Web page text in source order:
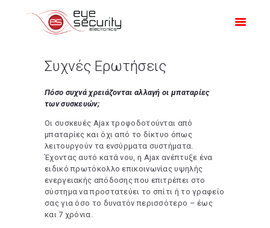
ΑΡΧΙΚΗ
ΠΡΟΣΦΟΡΕΣ
Η ΕΤΑΙΡΙΑ ΜΑΣ
ΟΙ ΔΟΥΛΕΙΈΣ ΜΑΣ
Συχνές Ερωτήσεις
Πόσο συχνά χρειάζονται αλλαγή οι μπαταρίες
των συσκευών;
Οι συσκευές Ajax τροφοδοτούνται από
μπαταρίες και όχι από το δίκτυο όπως
λειτουργούν τα ενσύρματα συστήματα.
Έχοντας αυτό κατά νου, η Ajax ανέπτυξε ένα
ειδικό πρωτόκολλο επικοινωνίας υψηλής
ενεργειακής απόδοσης που επιτρέπει στο
σύστημα να προστατεύει το σπίτι ή το γραφείο
σας για όσο το δυνατόν περισσότερο – έως
και 7 χρόνια.